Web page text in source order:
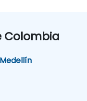
Colombia
Medellín